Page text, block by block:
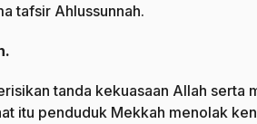
tafsir Ahlussunnah.
tanda kekuasaan Allah serta
itu penduduk Mekkah menolak